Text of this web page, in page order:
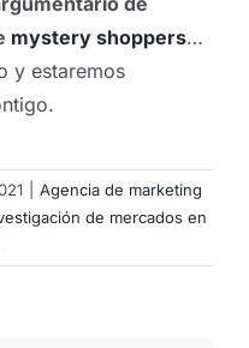
mystery shoppers…
y estaremos
Agencia de marketing
de mercados en